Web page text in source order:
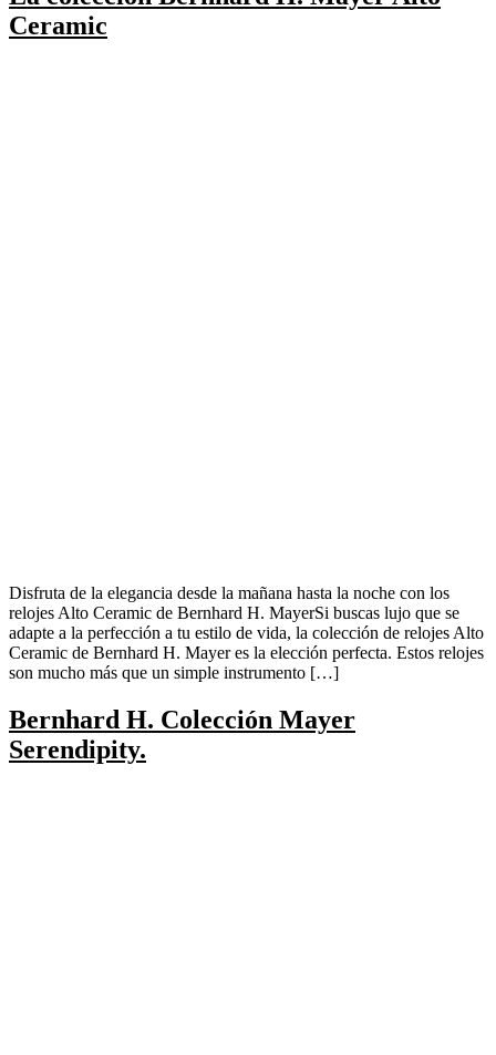
Ceramic
Disfruta de la elegancia desde la mañana hasta la noche con los
relojes Alto Ceramic de Bernhard H. MayerSi buscas lujo que se
adapte a la perfección a tu estilo de vida, la colección de relojes Alto
Ceramic de Bernhard H. Mayer es la elección perfecta. Estos relojes
son mucho más que un simple instrumento […]
Bernhard H. Colección Mayer
Serendipity.